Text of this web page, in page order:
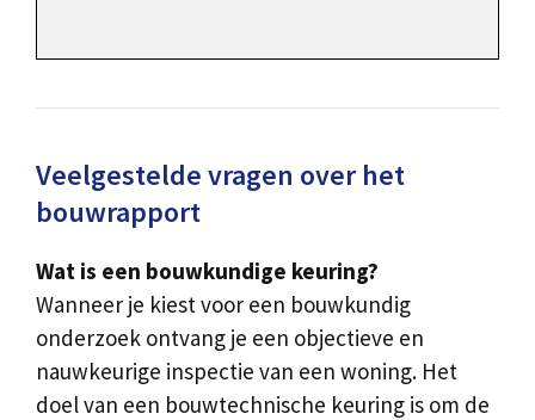
Veelgestelde vragen over het
bouwrapport
Wat is een bouwkundige keuring?
Wanneer je kiest voor een bouwkundig
onderzoek ontvang je een objectieve en
nauwkeurige inspectie van een woning. Het
doel van een bouwtechnische keuring is om de